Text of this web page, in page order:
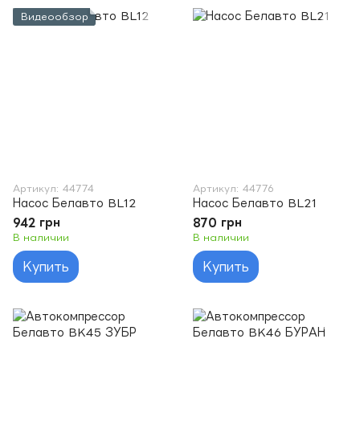
Видеообзор
Артикул: 44774
Насос Белавто BL12
942 грн
В наличии
Купить
Артикул: 44776
Насос Белавто BL21
870 грн
В наличии
Купить